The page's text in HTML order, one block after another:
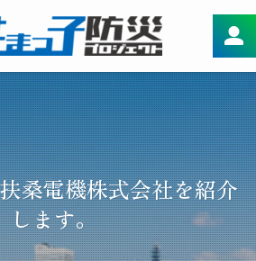
桑電機株式会社を紹介
します。